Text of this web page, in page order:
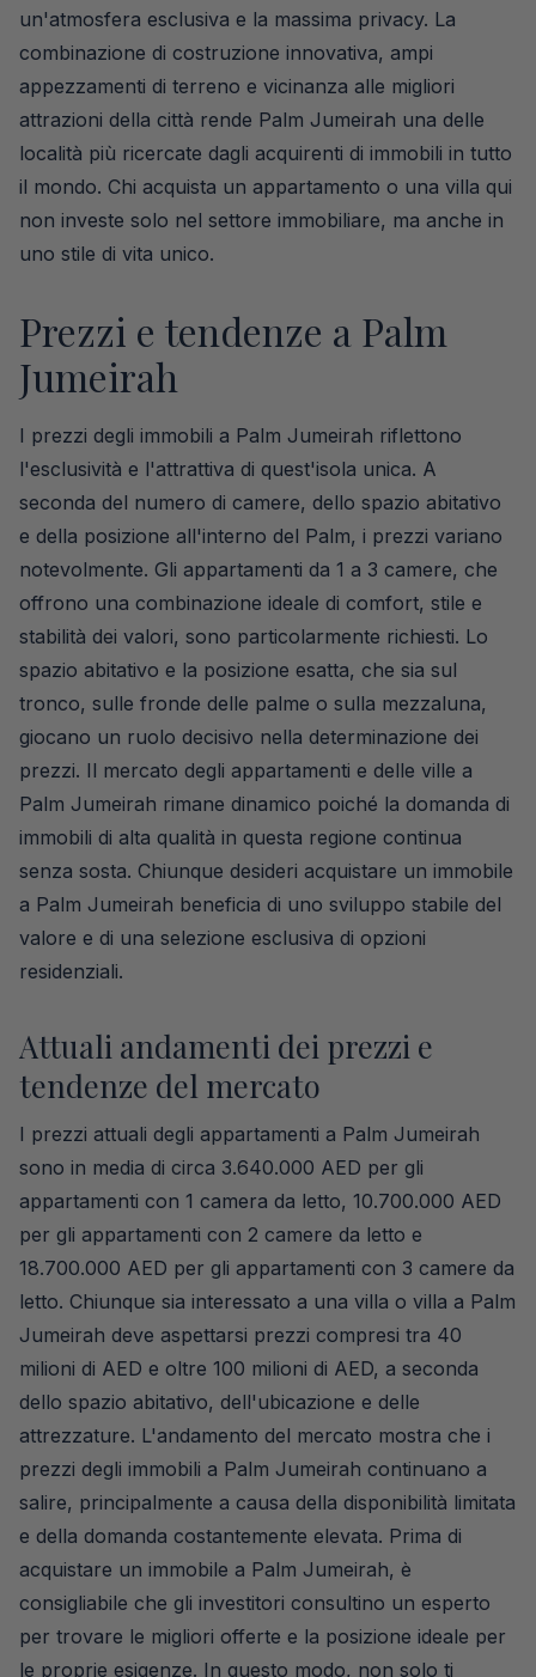
un'atmosfera esclusiva e la massima privacy. La
combinazione di costruzione innovativa, ampi
appezzamenti di terreno e vicinanza alle migliori
attrazioni della città rende Palm Jumeirah una delle
località più ricercate dagli acquirenti di immobili in tutto
il mondo. Chi acquista un appartamento o una villa qui
non investe solo nel settore immobiliare, ma anche in
uno stile di vita unico.
Prezzi e tendenze a Palm
Jumeirah
I prezzi degli immobili a Palm Jumeirah riflettono
l'esclusività e l'attrattiva di quest'isola unica. A
seconda del numero di camere, dello spazio abitativo
e della posizione all'interno del Palm, i prezzi variano
notevolmente. Gli appartamenti da 1 a 3 camere, che
offrono una combinazione ideale di comfort, stile e
stabilità dei valori, sono particolarmente richiesti. Lo
spazio abitativo e la posizione esatta, che sia sul
tronco, sulle fronde delle palme o sulla mezzaluna,
giocano un ruolo decisivo nella determinazione dei
prezzi. Il mercato degli appartamenti e delle ville a
Palm Jumeirah rimane dinamico poiché la domanda di
immobili di alta qualità in questa regione continua
senza sosta. Chiunque desideri acquistare un immobile
a Palm Jumeirah beneficia di uno sviluppo stabile del
valore e di una selezione esclusiva di opzioni
residenziali.
Attuali andamenti dei prezzi e
tendenze del mercato
I prezzi attuali degli appartamenti a Palm Jumeirah
sono in media di circa 3.640.000 AED per gli
appartamenti con 1 camera da letto, 10.700.000 AED
per gli appartamenti con 2 camere da letto e
18.700.000 AED per gli appartamenti con 3 camere da
letto. Chiunque sia interessato a una villa o villa a Palm
Jumeirah deve aspettarsi prezzi compresi tra 40
milioni di AED e oltre 100 milioni di AED, a seconda
dello spazio abitativo, dell'ubicazione e delle
attrezzature. L'andamento del mercato mostra che i
prezzi degli immobili a Palm Jumeirah continuano a
salire, principalmente a causa della disponibilità limitata
e della domanda costantemente elevata. Prima di
acquistare un immobile a Palm Jumeirah, è
consigliabile che gli investitori consultino un esperto
per trovare le migliori offerte e la posizione ideale per
le proprie esigenze. In questo modo, non solo ti